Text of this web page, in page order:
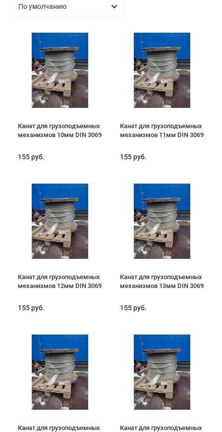
Канат для грузоподъемных
механизмов 10мм DIN 3069
155 руб.
Канат для грузоподъемных
механизмов 11мм DIN 3069
155 руб.
Канат для грузоподъемных
механизмов 12мм DIN 3069
155 руб.
Канат для грузоподъемных
механизмов 13мм DIN 3069
155 руб.
Канат для грузоподъемных
Канат для грузоподъемных